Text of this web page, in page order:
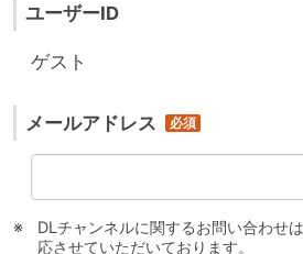
ユーザーID
ゲスト
メールアドレス
DLチャンネルに関するお問い合わせ
応させていただいております。